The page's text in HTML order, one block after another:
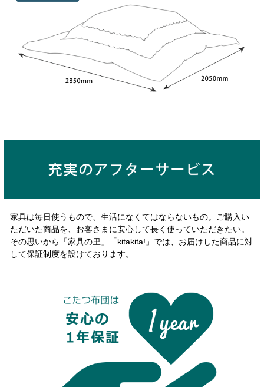
家具は毎日使うもので、生活になくてはならないもの。ご購入い
ただいた商品を、お客さまに安心して長く使っていただきたい。
その思いから「家具の里」「kitakita!」では、お届けした商品に対
して保証制度を設けております。